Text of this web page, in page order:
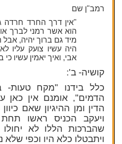
רמב"ן שם
"אין דרך החרד חרדה
הוא אשר רמני לברך
מיד גם ברוך יהיה, אבל
היה עשיו צועק עליו
אבי, ואיך יאמין עשיו
קושיה- ב':
כלל בידנו "מקח טעות-
הדמים", אומנם אין כאן
הדין ומן ההיגיון שאם
ויעקב הכניס ראשו
שהברכות הללו לא
ויתבטלו כלא היו וכפי שלא